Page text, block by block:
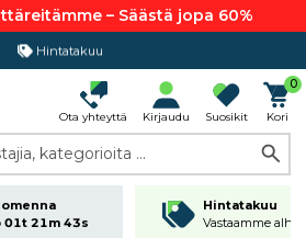
– Säästä jopa 60%
Hintatakuu
Ota yhteyttä Kirjaudu Suosikit
0
Kori
kategorioita ...
01t 21m 43s
Hintatakuu
Vastaamme